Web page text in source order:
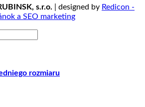
s.r.o. | designed by Redicon -
a SEO marketing
rozmiaru